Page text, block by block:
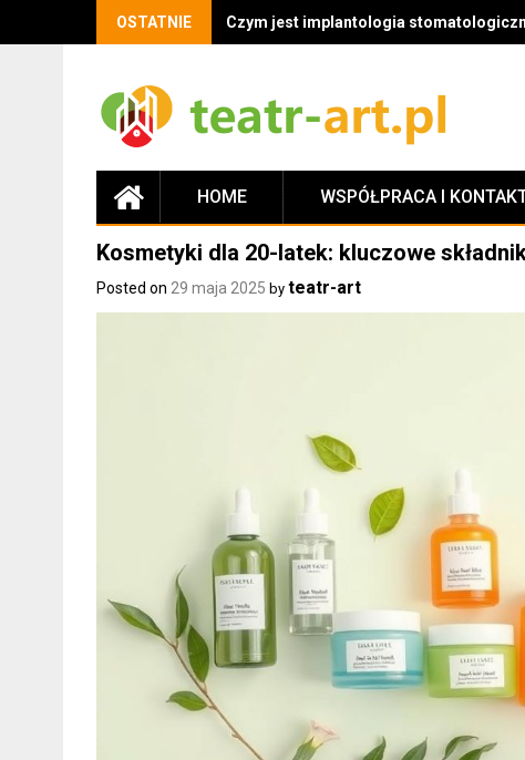
OSTATNIE Czym jest implantologia
HOME WSPÓŁPRACA I
Kosmetyki dla 20-latek: kluczowe
Posted on 29 maja 2025 by teatr-art